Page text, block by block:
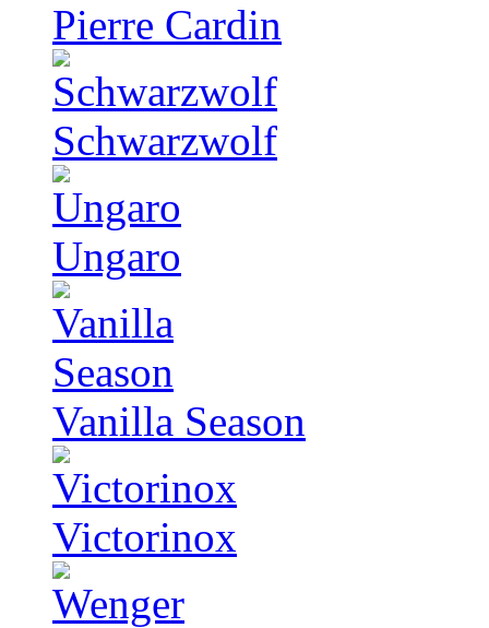
Pierre Cardin
Schwarzwolf
Ungaro
Vanilla Season
Victorinox